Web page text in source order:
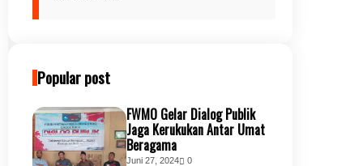
Popular post
FWMO Gelar Dialog Publik
Jaga Kerukukan Antar Umat
Beragama
Juni 27, 2024 0